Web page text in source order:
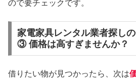
ので要チェックです。
家電家具レンタル業者探し
③ 価格は高すぎませんか？
借りたい物が見つかったら、次は